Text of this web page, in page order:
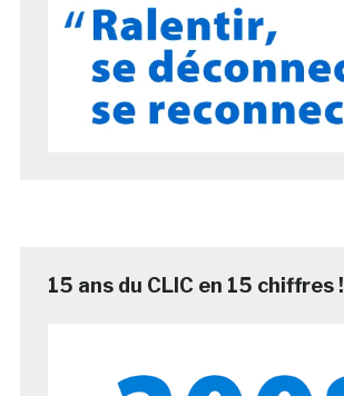
15 ans du CLIC en 15 chiffres !